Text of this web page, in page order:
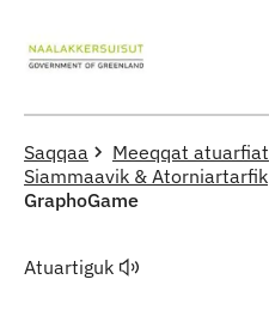
Saqqaa
Meeqqat atuarfiat
Siammaavik & Atorniartarfik
GraphoGame
Atuartiguk